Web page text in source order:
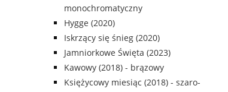
monochromatyczny
Hygge (2020)
Iskrzący się śnieg (2020)
Jamniorkowe Święta (2023)
Kawowy (2018) - brązowy
Księżycowy miesiąc (2018) - szaro-